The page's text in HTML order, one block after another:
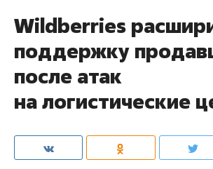
Wildberries
поддержку
после атак
на логистические